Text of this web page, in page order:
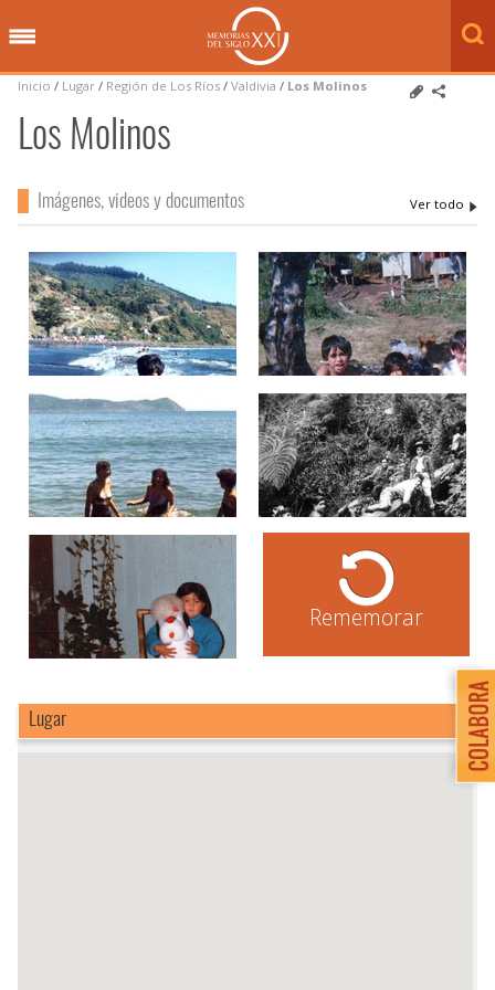
Inicio / Lugar / Región de Los Ríos / Valdivia / Los Molinos
Los Molinos
Imágenes, videos y documentos
Rememorar
Lugar